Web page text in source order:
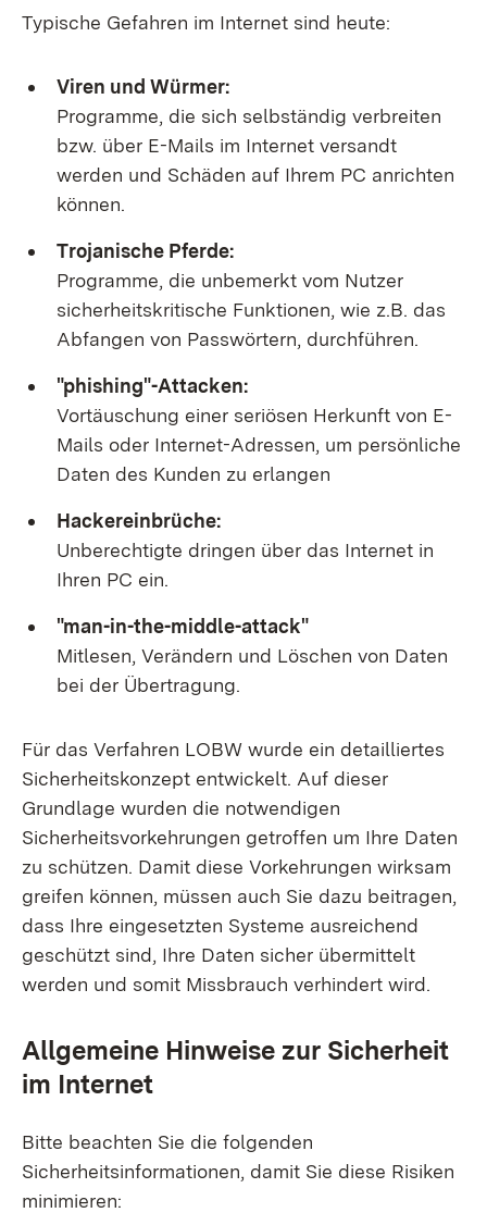
Typische Gefahren im Internet sind heute:
Viren und Würmer:
Programme, die sich selbständig verbreiten
bzw. über E-Mails im Internet versandt
werden und Schäden auf Ihrem PC anrichten
können.
Trojanische Pferde:
Programme, die unbemerkt vom Nutzer
sicherheitskritische Funktionen, wie z.B. das
Abfangen von Passwörtern, durchführen.
"phishing"-Attacken:
Vortäuschung einer seriösen Herkunft von E-
Mails oder Internet-Adressen, um persönliche
Daten des Kunden zu erlangen
Hackereinbrüche:
Unberechtigte dringen über das Internet in
Ihren PC ein.
"man-in-the-middle-attack"
Mitlesen, Verändern und Löschen von Daten
bei der Übertragung.
Für das Verfahren LOBW wurde ein detailliertes
Sicherheitskonzept entwickelt. Auf dieser
Grundlage wurden die notwendigen
Sicherheitsvorkehrungen getroffen um Ihre Daten
zu schützen. Damit diese Vorkehrungen wirksam
greifen können, müssen auch Sie dazu beitragen,
dass Ihre eingesetzten Systeme ausreichend
geschützt sind, Ihre Daten sicher übermittelt
werden und somit Missbrauch verhindert wird.
Allgemeine Hinweise zur Sicherheit
im Internet
Bitte beachten Sie die folgenden
Sicherheitsinformationen, damit Sie diese Risiken
minimieren: